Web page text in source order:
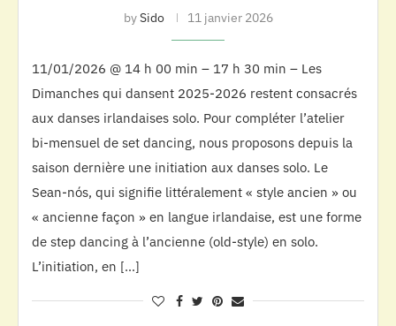
bySido 11 janvier 2026
11/01/2026 @ 14 h 00 min – 17 h 30 min – Les
Dimanches qui dansent 2025-2026 restent consacrés
aux danses irlandaises solo. Pour compléter l’atelier
bi-mensuel de set dancing, nous proposons depuis la
saison dernière une initiation aux danses solo. Le
Sean-nós, qui signifie littéralement « style ancien » ou
« ancienne façon » en langue irlandaise, est une forme
de step dancing à l’ancienne (old-style) en solo.
L’initiation, en […]